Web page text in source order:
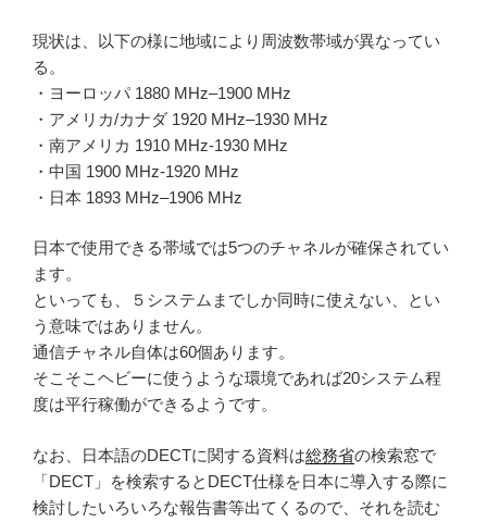
現状は、以下の様に地域により周波数帯域が異なってい
る。
・ヨーロッパ 1880 MHz–1900 MHz
・アメリカ/カナダ 1920 MHz–1930 MHz
・南アメリカ 1910 MHz-1930 MHz
・中国 1900 MHz-1920 MHz
・日本 1893 MHz–1906 MHz
日本で使用できる帯域では5つのチャネルが確保されてい
ます。
といっても、５システムまでしか同時に使えない、とい
う意味ではありません。
通信チャネル自体は60個あります。
そこそこヘビーに使うような環境であれば20システム程
度は平行稼働ができるようです。
なお、日本語のDECTに関する資料は総務省の検索窓で
「DECT」を検索するとDECT仕様を日本に導入する際に
検討したいろいろな報告書等出てくるので、それを読む